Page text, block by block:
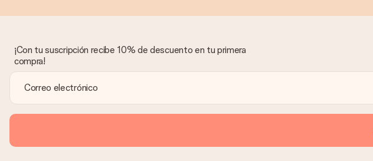
¡Con tu suscripción recibe 10% de descuento en tu primera
compra!